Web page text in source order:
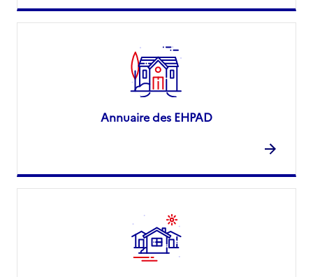
Annuaire des EHPAD